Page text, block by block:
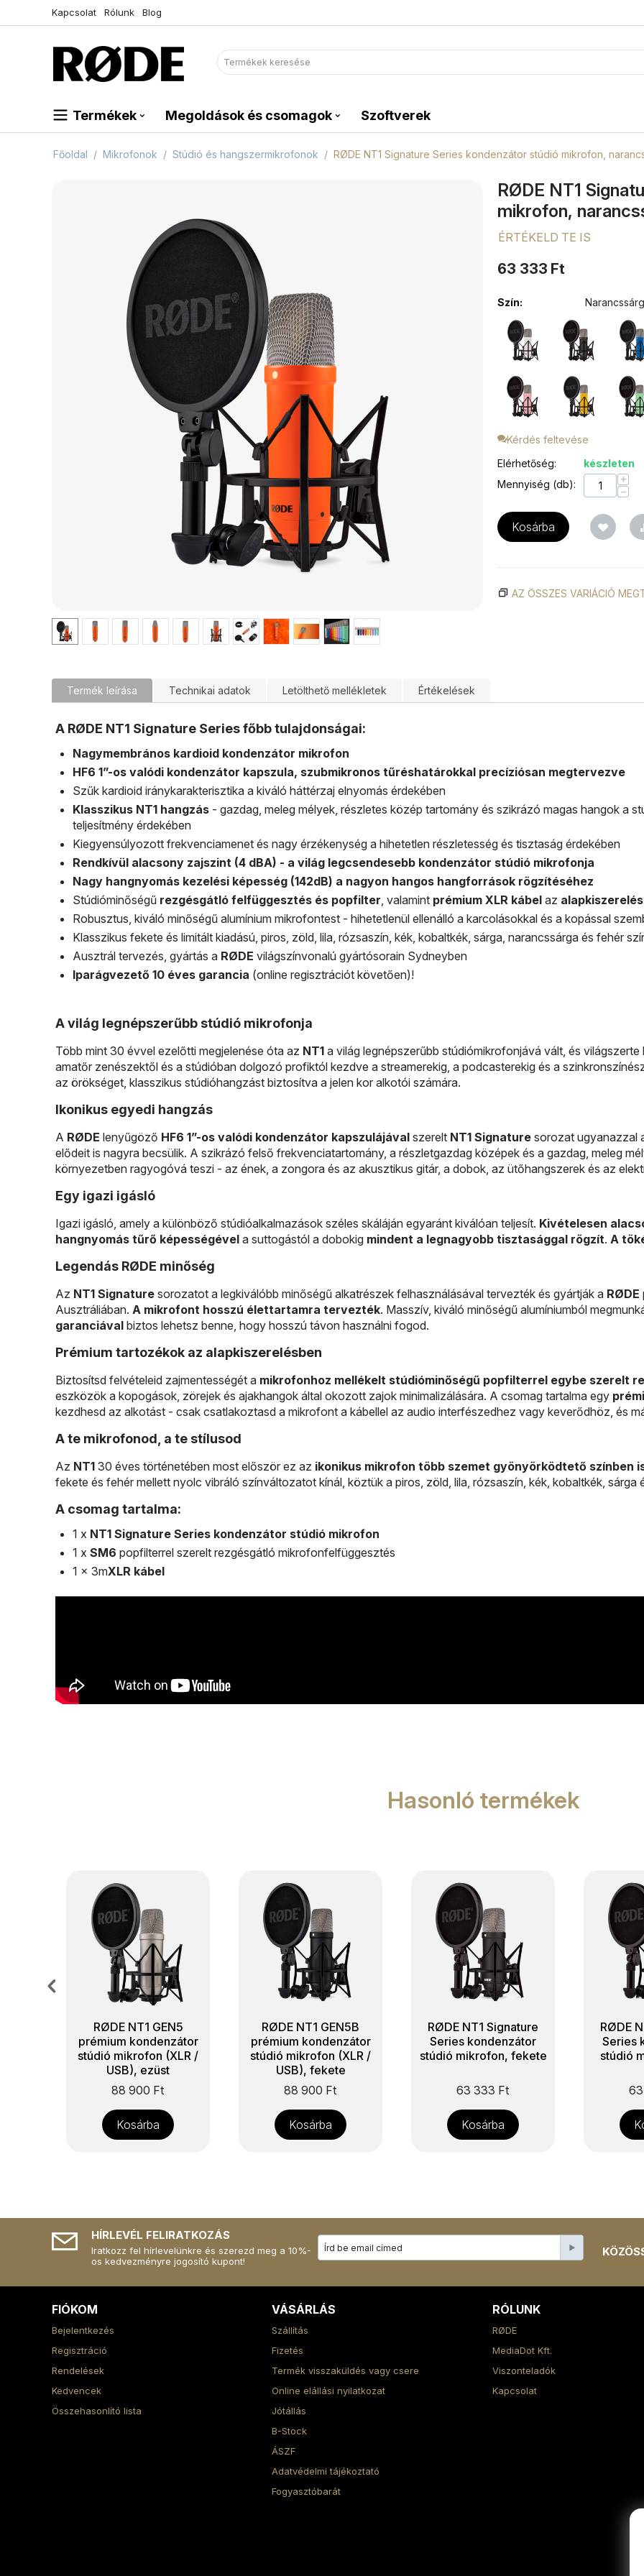
Kapcsolat Rólunk Blog
Termékek Megoldások és csomagok Szoftverek
Főoldal / Mikrofonok / Stúdió és hangszermikrofonok / RØDE NT1 Signature Series kondenzátor stúdió mikrofon,
RØDE NT1
mikrofon,
ÉRTÉKELD TE IS
63 333 Ft
Szín:
Kérdés feltevése
Elérhetőség:
készleten
Mennyiség (db):
+
−
Kosárba
AZ ÖSSZES VARIÁCIÓ
Termék leírása Technikai adatok Letölthető mellékletek Értékelések
A RØDE NT1 Signature Series főbb tulajdonságai:
Nagymembrános kardioid kondenzátor mikrofon
HF6 1”-os valódi kondenzátor kapszula, szubmikronos tűréshatárokkal precíziósan megtervezve
Szűk kardioid iránykarakterisztika a kiváló háttérzaj elnyomás érdekében
Klasszikus NT1 hangzás - gazdag, meleg mélyek, részletes közép tartomány és szikrázó magas hangok a
teljesítmény érdekében
Kiegyensúlyozott frekvenciamenet és nagy érzékenység a hihetetlen részletesség és tisztaság érdekében
Rendkívül alacsony zajszint (4 dBA) - a világ legcsendesebb kondenzátor stúdió mikrofonja
Nagy hangnyomás kezelési képesség (142dB) a nagyon hangos hangforrások rögzítéséhez
Stúdióminőségű rezgésgátló felfüggesztés és popfilter, valamint prémium XLR kábel az
Robusztus, kiváló minőségű alumínium mikrofontest - hihetetlenül ellenálló a karcolásokkal és a kopással
Klasszikus fekete és limitált kiadású, piros, zöld, lila, rózsaszín, kék, kobaltkék, sárga, narancssárga és fehér
Ausztrál tervezés, gyártás a RØDE világszínvonalú gyártósorain Sydneyben
Iparágvezető 10 éves garancia (online regisztrációt követően)!
A világ legnépszerűbb stúdió mikrofonja
Több mint 30 évvel ezelőtti megjelenése óta az NT1 a világ legnépszerűbb stúdiómikrofonjává vált, és
amatőr zenészektől és a stúdióban dolgozó profiktól kezdve a streamerekig, a podcasterekig és a
az örökséget, klasszikus stúdióhangzást biztosítva a jelen kor alkotói számára.
Ikonikus egyedi hangzás
A RØDE lenyűgöző HF6 1”-os valódi kondenzátor kapszulájával szerelt NT1 Signature sorozat ugyanazzal
elődeit is nagyra becsülik. A szikrázó felső frekvenciatartomány, a részletgazdag középek és a gazdag, meleg
környezetben ragyogóvá teszi - az ének, a zongora és az akusztikus gitár, a dobok, az ütőhangszerek és az
Egy igazi igásló
Igazi igásló, amely a különböző stúdióalkalmazások széles skáláján egyaránt kiválóan teljesít. Kivételesen
hangnyomás tűrő képességével a suttogástól a dobokig mindent a legnagyobb tisztasággal rögzít. A
Legendás RØDE minőség
Az NT1 Signature sorozatot a legkiválóbb minőségű alkatrészek felhasználásával tervezték és gyártják a RØDE
Ausztráliában. A mikrofont hosszú élettartamra tervezték. Masszív, kiváló minőségű alumíniumból
garanciával biztos lehetsz benne, hogy hosszú távon használni fogod.
Prémium tartozékok az alapkiszerelésben
Biztosítsd felvételeid zajmentességét a mikrofonhoz mellékelt stúdióminőségű popfilterrel egybe szerelt
eszközök a kopogások, zörejek és ajakhangok által okozott zajok minimalizálására. A csomag tartalma egy
kezdhesd az alkotást - csak csatlakoztasd a mikrofont a kábellel az audio interfészedhez vagy keverődhöz, és
A te mikrofonod, a te stílusod
Az NT1 30 éves történetében most először ez az ikonikus mikrofon több szemet gyönyörködtető színben
fekete és fehér mellett nyolc vibráló színváltozatot kínál, köztük a piros, zöld, lila, rózsaszín, kék, kobaltkék, sárga
A csomag tartalma:
1 x NT1 Signature Series kondenzátor stúdió mikrofon
1 x SM6 popfilterrel szerelt rezgésgátló mikrofonfelfüggesztés
1 x 3mXLR kábel
Hasonló termékek
RØDE NT1 GEN5
prémium kondenzátor
stúdió mikrofon (XLR /
USB), ezüst
88 900 Ft
Kosárba
RØDE NT1 GEN5B
prémium kondenzátor
stúdió mikrofon (XLR /
USB), fekete
88 900 Ft
Kosárba
RØDE NT1 Signature
Series kondenzátor
stúdió mikrofon, fekete
63 333 Ft
Kosárba
RØDE
Series
stúdió
HÍRLEVÉL FELIRATKOZÁS
Iratkozz fel hírlevelünkre és szerezd meg a 10%-
os kedvezményre jogosító kupont!
FIÓKOM
Bejelentkezés
Regisztráció
Rendelések
Kedvencek
Összehasonlító lista
VÁSÁRLÁS
Szállítás
Fizetés
Termék visszaküldés vagy csere
Online elállási nyilatkozat
Jótállás
B-Stock
ÁSZF
Adatvédelmi tájékoztató
Fogyasztóbarát
RÓLUNK
RØDE
MediaDot Kft.
Viszonteladók
Kapcsolat